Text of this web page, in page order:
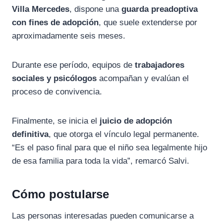
Villa Mercedes, dispone una guarda preadoptiva
con fines de adopción, que suele extenderse por
aproximadamente seis meses.
Durante ese período, equipos de trabajadores
sociales y psicólogos acompañan y evalúan el
proceso de convivencia.
Finalmente, se inicia el juicio de adopción
definitiva, que otorga el vínculo legal permanente.
“Es el paso final para que el niño sea legalmente hijo
de esa familia para toda la vida”, remarcó Salvi.
Cómo postularse
Las personas interesadas pueden comunicarse a